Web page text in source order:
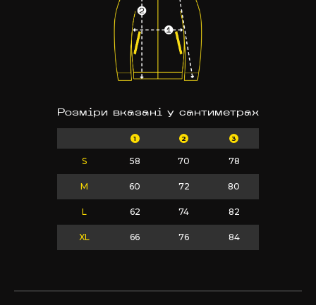
Розміри вказані у сантиметрах
1 2 3
S 58 70 78
M 60 72 80
L 62 74 82
XL 66 76 84